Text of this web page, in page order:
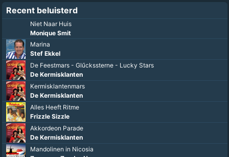
Recent beluisterd
Niet Naar Huis
Monique Smit
Marina
Stef Ekkel
De Feestmars - Glűckssterne - Lucky Stars
De Kermisklanten
Kermisklantenmars
De Kermisklanten
Alles Heeft Ritme
Frizzle Sizzle
Akkordeon Parade
De Kermisklanten
Mandolinen in Nicosia